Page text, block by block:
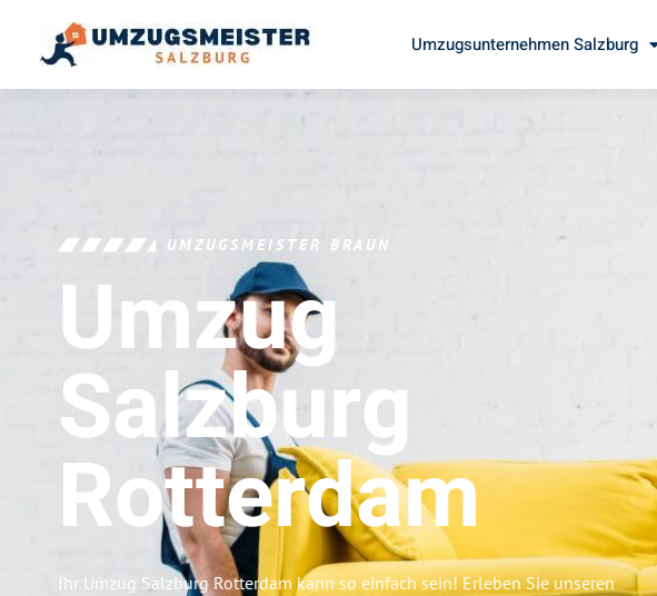
Umzugsunternehmen Salzburg
UMZUGSMEISTER BRAUN
Umzug
Salzburg
Rotterdam
Ihr Umzug Salzburg Rotterdam kann so einfach sein! Erleben Sie unseren